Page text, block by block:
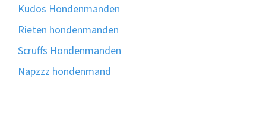
Kudos Hondenmanden
Rieten hondenmanden
Scruffs Hondenmanden
Napzzz hondenmand